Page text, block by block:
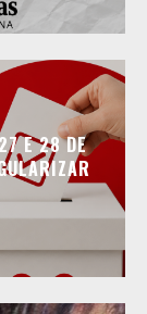
E 28 DE